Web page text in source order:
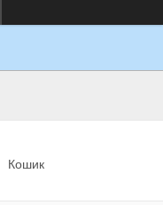
Кошик